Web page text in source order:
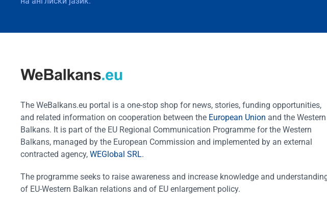
The WeBalkans.eu portal is a one-stop shop for news, stories, funding opportunities,
and related information on cooperation between the European Union and the Western
Balkans. It is part of the EU Regional Communication Programme for the Western
Balkans, managed by the European Commission and implemented by an external
contracted agency, WEGlobal SRL.
The programme seeks to raise awareness and increase knowledge and
of EU-Western Balkan relations and of EU enlargement policy.